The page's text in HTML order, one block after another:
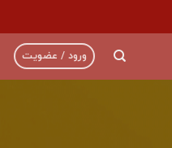
ورود / عضویت